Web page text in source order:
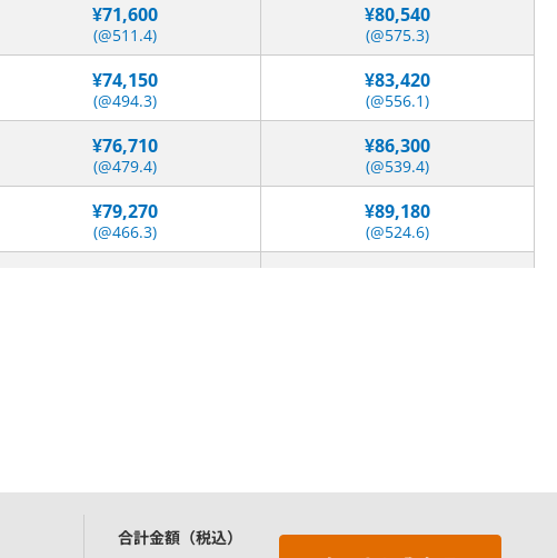
¥71,600
(@511.4)
¥80,540
(@575.3)
¥74,150
(@494.3)
¥83,420
(@556.1)
¥76,710
(@479.4)
¥86,300
(@539.4)
¥79,270
(@466.3)
¥89,180
(@524.6)
(@426.3) (@479.6)
¥92,070 ¥103,590
合計金額（税込）